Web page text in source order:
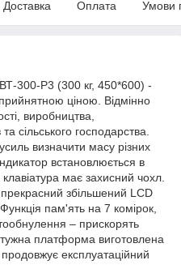
Доставка Оплата Умови
300-Р3 (300 кг, 450*600) -
ціною. Відмінно
виробництва,
сільського господарства.
визначити масу різних
встановлюється в
має захисний чохл.
збільшений LCD
пам'ять на 7 комірок,
– прискорять
платформа виготовлена
експлуатаційний